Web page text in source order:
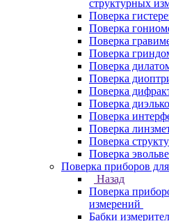
структурных
Поверка
Поверка
Поверка
Поверка
Поверка
Поверка
Поверка
Поверка
Поверка
Поверка
Поверка
Поверка
Поверка приборов
Назад
Поверка
измерений
Бабки